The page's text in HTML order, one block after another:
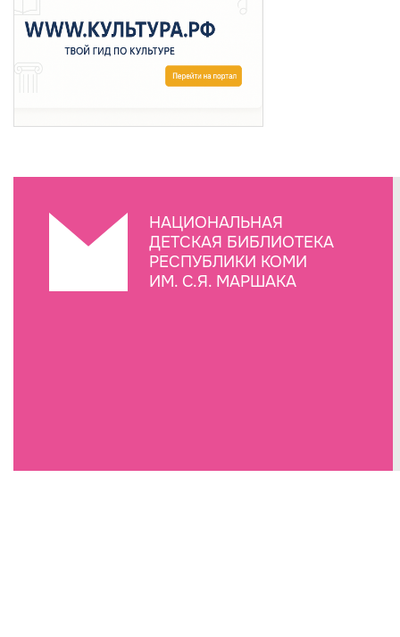
НАЦИОНАЛЬНАЯ
ДЕТСКАЯ БИБЛИОТЕКА
РЕСПУБЛИКИ КОМИ
ИМ. С.Я. МАРШАКА